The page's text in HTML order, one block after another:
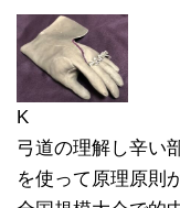
K
弓道の理解し辛い
を使って原理原則